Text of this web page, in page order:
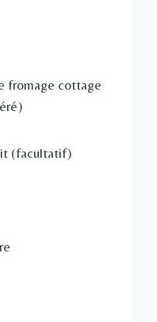
fromage cottage
(facultatif)